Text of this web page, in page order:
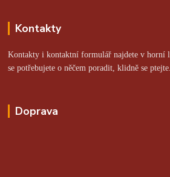
Kontakty
Kontakty i kontaktní formulář najdete v horní
se potřebujete o něčem poradit, klidně se ptejte.
Doprava